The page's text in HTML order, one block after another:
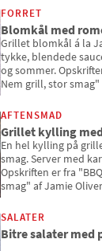
smag" af Jamie Oliver.
FORRET
Blomkål med
Grillet blomkål á la
tykke, blendede
og sommer.
Nem grill, stor smag"
AFTENSMAD
Grillet kylling
En hel kylling på
smag. Server med
Opskriften er fra
smag" af Jamie
SALATER
Bitre salater med